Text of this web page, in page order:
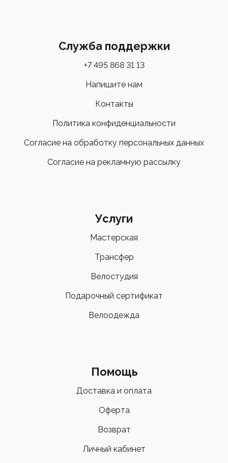
Служба поддержки
+7 495 868 31 13
Напишите нам
Контакты
Политика конфиденциальности
Согласие на обработку персональных данных
Согласие на рекламную рассылку
Услуги
Мастерская
Трансфер
Велостудия
Подарочный сертификат
Велоодежда
Помощь
Доставка и оплата
Оферта
Возврат
Личный кабинет